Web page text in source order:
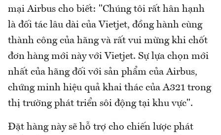
mại Airbus cho biết: "Chúng tôi rất hân hạnh
là đối tác lâu dài của Vietjet, đồng hành cùng
thành công của hãng và rất vui mừng khi chốt
đơn hàng mới này với Vietjet. Sự lựa chọn mới
nhất của hãng đối với sản phẩm của Airbus,
chứng minh hiệu quả khai thác của A321 trong
thị trường phát triển sôi động tại khu vực".
Đặt hàng này sẽ hỗ trợ cho chiến lược phát